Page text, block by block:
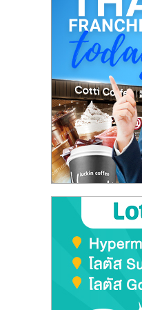
ลงทุน
และ
ขยาย
ไชส์,